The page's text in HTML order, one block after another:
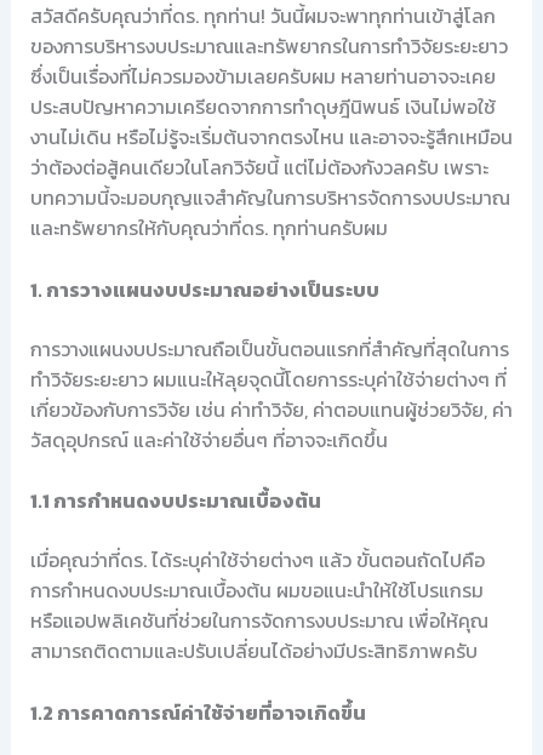
สวัสดีครับคุณว่าที่ดร. ทุกท่าน! วันนี้ผมจะพาทุกท่านเข้าสู่โลก
ของการบริหารงบประมาณและทรัพยากรในการทำวิจัยระยะยาว
ซึ่งเป็นเรื่องที่ไม่ควรมองข้ามเลยครับผม หลายท่านอาจจะเคย
ประสบปัญหาความเครียดจากการทำดุษฎีนิพนธ์ เงินไม่พอใช้
งานไม่เดิน หรือไม่รู้จะเริ่มต้นจากตรงไหน และอาจจะรู้สึกเหมือน
ว่าต้องต่อสู้คนเดียวในโลกวิจัยนี้ แต่ไม่ต้องกังวลครับ เพราะ
บทความนี้จะมอบกุญแจสำคัญในการบริหารจัดการงบประมาณ
และทรัพยากรให้กับคุณว่าที่ดร. ทุกท่านครับผม
1. การวางแผนงบประมาณอย่างเป็นระบบ
การวางแผนงบประมาณถือเป็นขั้นตอนแรกที่สำคัญที่สุดในการ
ทำวิจัยระยะยาว ผมแนะให้ลุยจุดนี้โดยการระบุค่าใช้จ่ายต่างๆ ที่
เกี่ยวข้องกับการวิจัย เช่น ค่าทำวิจัย, ค่าตอบแทนผู้ช่วยวิจัย, ค่า
วัสดุอุปกรณ์ และค่าใช้จ่ายอื่นๆ ที่อาจจะเกิดขึ้น
1.1 การกำหนดงบประมาณเบื้องต้น
เมื่อคุณว่าที่ดร. ได้ระบุค่าใช้จ่ายต่างๆ แล้ว ขั้นตอนถัดไปคือ
การกำหนดงบประมาณเบื้องต้น ผมขอแนะนำให้ใช้โปรแกรม
หรือแอปพลิเคชันที่ช่วยในการจัดการงบประมาณ เพื่อให้คุณ
สามารถติดตามและปรับเปลี่ยนได้อย่างมีประสิทธิภาพครับ
1.2 การคาดการณ์ค่าใช้จ่ายที่อาจเกิดขึ้น